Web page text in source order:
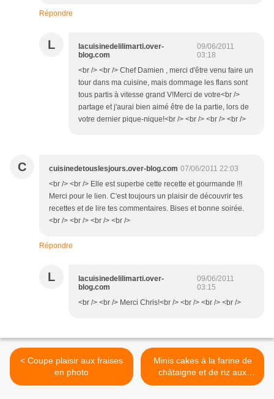
Répondre
L
lacuisinedelilimarti.over-
blog.com
09/06/2011
03:18
<br /> <br /> Chef Damien , merci d'être venu faire un
tour dans ma cuisine, mais dommage les flans sont
tous partis à vitesse grand V!Merci de votre<br />
partage et j'aurai bien aimé être de la partie, lors de
votre dernier pique-nique!<br /> <br /> <br /> <br />
C cuisinedetouslesjours.over-blog.com 07/06/2011 22:03
<br /> <br /> Elle est superbe cette recette et gourmande !!!
Merci pour le lien. C'est toujours un plaisir de découvrir tes
recettes et de lire tes commentaires. Bises et bonne soirée.
<br /> <br /> <br /> <br />
Répondre
L
lacuisinedelilimarti.over-
blog.com
09/06/2011
03:15
<br /> <br /> Merci Chris!<br /> <br /> <br /> <br />
< Coupe plaisir aux fraises
en photo
Minis cakes à la farine de
châtaigne et de riz aux
fanes de radis, coriandre,